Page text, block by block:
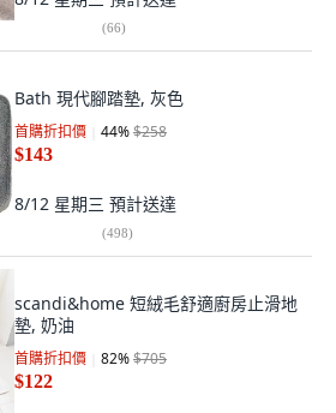
(66)
Bath 現代腳踏墊, 灰色
首購折扣價 44%$258
$143
8/12 星期三 預計送達
(498)
scandi&home 短絨毛舒適廚房止滑地
墊, 奶油
首購折扣價 82%$705
$122